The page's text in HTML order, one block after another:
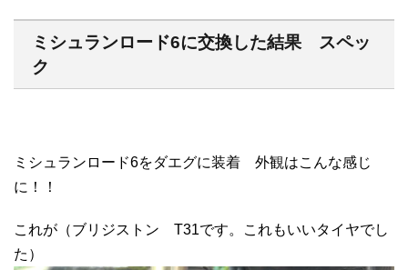
ミシュランロード6に交換した結果 スペッ
ク
ミシュランロード6をダエグに装着 外観はこんな感じ
に！！
これが（ブリジストン T31です。これもいいタイヤでし
た）